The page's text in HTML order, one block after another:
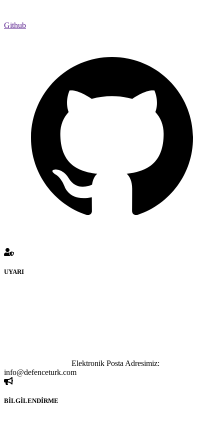
Github
UYARI
Elektronik Posta Adresimiz:
info@defenceturk.com
BİLGİLENDİRME